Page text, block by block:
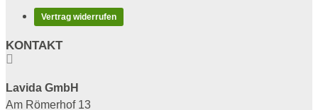
Vertrag widerrufen
KONTAKT

Lavida GmbH
Am Römerhof 13